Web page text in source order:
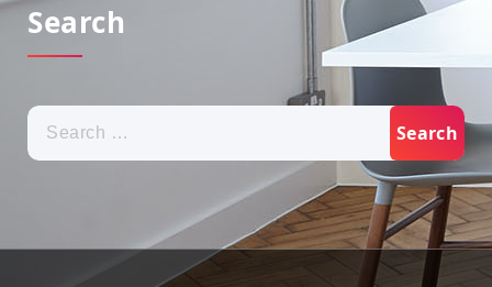
Search